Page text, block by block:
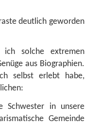
deutlich geworden
ich solche extremen
aus Biographien.
selbst erlebt habe,
Schwester in unsere
Gemeinde